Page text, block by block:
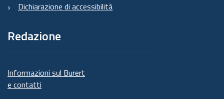
Dichiarazione di accessibilità
Redazione
Informazioni sul Burert
e contatti